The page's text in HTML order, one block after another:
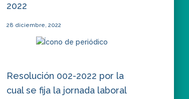
2022
28 diciembre, 2022
Resolución 002-2022 por la
cual se fija la jornada laboral